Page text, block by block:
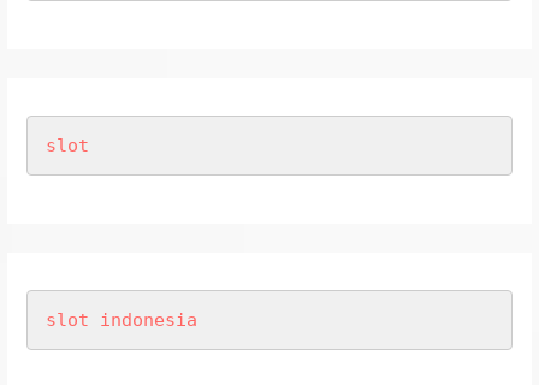
slot
slot indonesia